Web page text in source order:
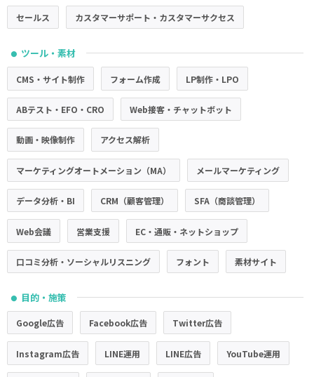
セールス カスタマーサポート・カスタマーサクセス
● ツール・素材
CMS・サイト制作 フォーム作成 LP制作・LPO
ABテスト・EFO・CRO Web接客・チャットボット
動画・映像制作 アクセス解析
マーケティングオートメーション（MA） メールマーケティング
データ分析・BI CRM（顧客管理） SFA（商談管理）
Web会議 営業支援 EC・通販・ネットショップ
口コミ分析・ソーシャルリスニング フォント 素材サイト
● 目的・施策
Google広告 Facebook広告 Twitter広告
Instagram広告 LINE運用 LINE広告 YouTube運用